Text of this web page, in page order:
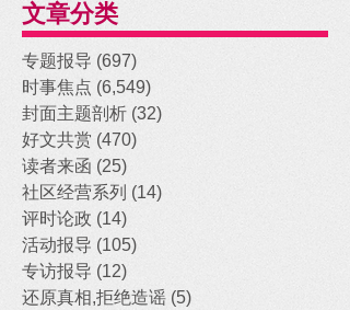
文章分类
专题报导 (697)
时事焦点 (6,549)
封面主题剖析 (32)
好文共赏 (470)
读者来函 (25)
社区经营系列 (14)
评时论政 (14)
活动报导 (105)
专访报导 (12)
还原真相,拒绝造谣 (5)